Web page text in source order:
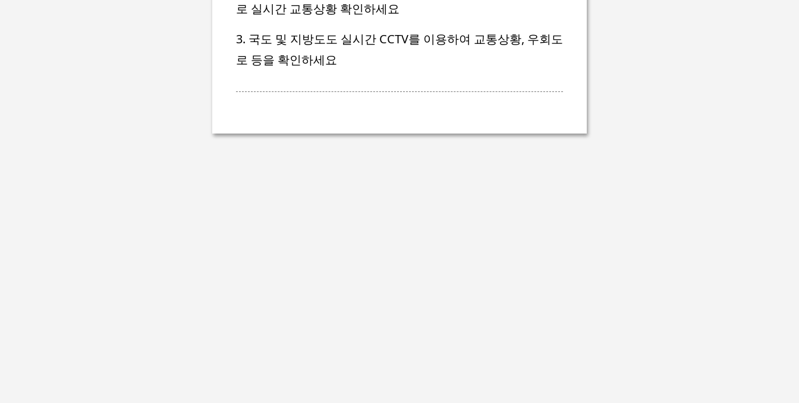
로 실시간 교통상황 확인하세요
3. 국도 및 지방도도 실시간 CCTV를 이용하여 교통상황, 우회도
로 등을 확인하세요